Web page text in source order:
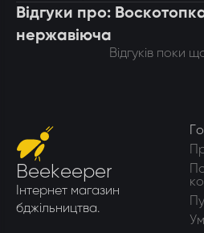
Відгуки про:
нержавіюча
Відгуків поки
Beekeeper
Інтернет магазин
бджільництва.